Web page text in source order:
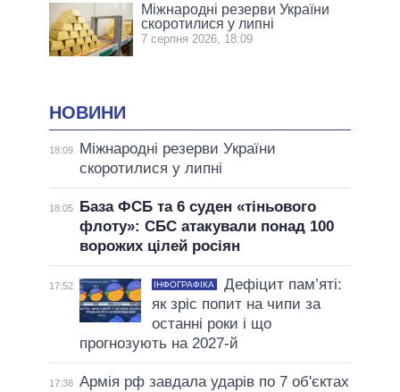
Міжнародні резерви України
скоротилися у липні
7 серпня 2026, 18:09
НОВИНИ
18:09
Міжнародні резерви України
скоротилися у липні
18:05
База ФСБ та 6 суден «тіньового
флоту»: СБС атакували понад 100
ворожих цілей росіян
17:52 ІНФОГРАФІКА
Дефіцит пам’яті:
як зріс попит на чипи за
останні роки і що
прогнозують на 2027-й
17:38 Армія рф завдала ударів по 7 об'єктах